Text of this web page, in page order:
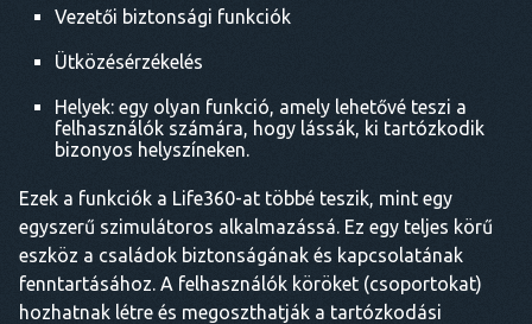
Vezetői biztonsági funkciók
Ütközésérzékelés
Helyek: egy olyan funkció, amely lehetővé teszi a
felhasználók számára, hogy lássák, ki tartózkodik
bizonyos helyszíneken.
Ezek a funkciók a Life360-at többé teszik, mint egy
egyszerű szimulátoros alkalmazássá. Ez egy teljes körű
eszköz a családok biztonságának és kapcsolatának
fenntartásához. A felhasználók köröket (csoportokat)
hozhatnak létre és megoszthatják a tartózkodási